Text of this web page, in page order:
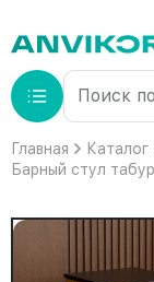
Главная Каталог
Барный стул